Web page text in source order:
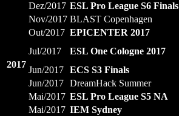
2017
Dez/2017 ESL Pro League S6 Finals
Nov/2017 BLAST Copenhagen
Out/2017 EPICENTER 2017
Jul/2017
ESL One Cologne 2017
Jun/2017 ECS S3 Finals
Jun/2017 DreamHack Summer
Mai/2017 ESL Pro League S5 NA
Mai/2017 IEM Sydney